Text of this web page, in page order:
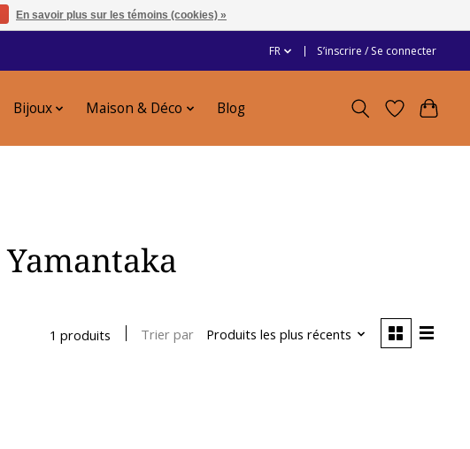
FR S’inscrire / Se connecter
Bijoux Maison & Déco Blog
1 produits Trier par Produits les plus récents
En savoir plus sur les témoins (cookies) »